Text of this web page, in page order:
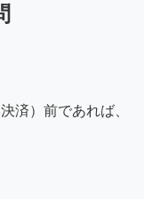
済）前であれば、